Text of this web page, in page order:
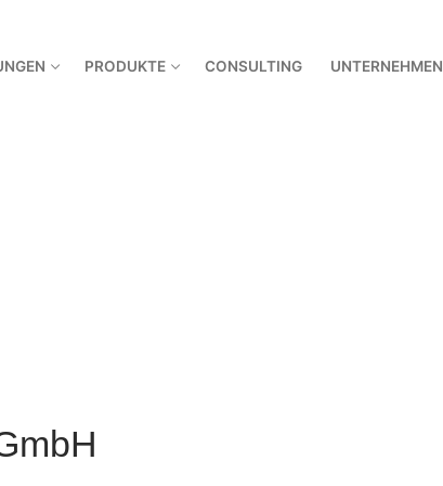
PRODUKTE CONSULTING UNTERNEHMEN